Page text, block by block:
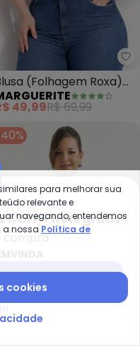
- Blusa Ampla em
(Folhagem Roxa)
Malha de Viscose
49,99R$ 69,99
Glam - Blusa Manga
OFF + frete grátis
compra
para melhorar sua
relevante e
navegando, entendemos
a nossa Política de
cookies